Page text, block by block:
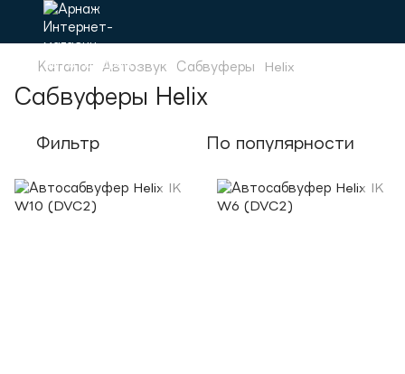
Каталог Автозвук Сабвуферы Helix
Сабвуферы Helix
Фильтр По популярности